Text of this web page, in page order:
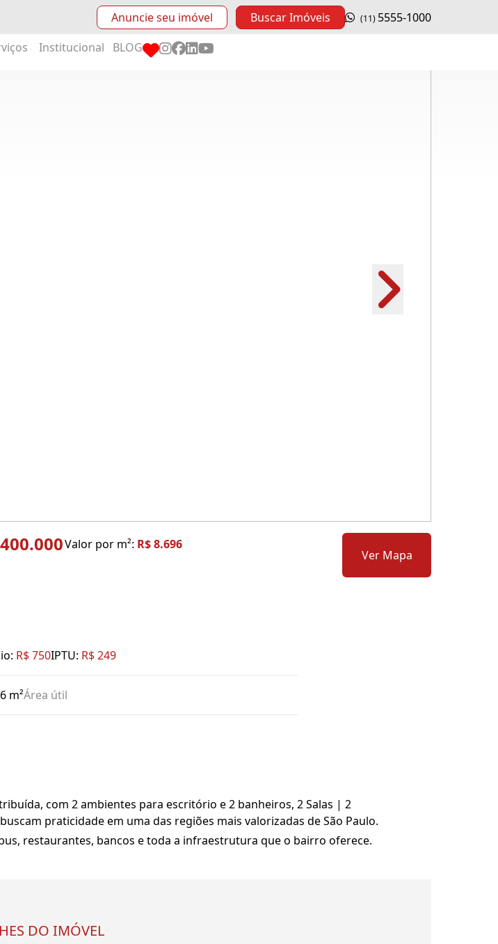
Anuncie seu imóvel Buscar Imóveis (11) 5555-1000
Institucional BLOG
Valor por m²: R$ 8.696
Ver Mapa
R$ 750IPTU: R$ 249
m²Área útil
com 2 ambientes para escritório e 2 banheiros, 2 Salas | 2
praticidade em uma das regiões mais valorizadas de São Paulo.
restaurantes, bancos e toda a infraestrutura que o bairro oferece.
DO IMÓVEL